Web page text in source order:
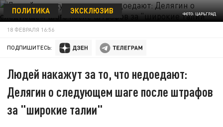
ФОТО: ЦАРЬГРАД
ПОЛИТИКА ЭКСКЛЮЗИВ
18 ФЕВРАЛЯ 16:56
ПОДПИШИТЕСЬ:
Людей накажут за то, что недоедают:
Делягин о следующем шаге после штрафов
за "широкие талии"